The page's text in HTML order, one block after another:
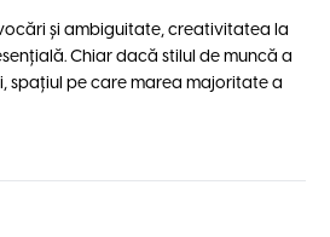
și ambiguitate, creativitatea la
Chiar dacă stilul de muncă a
spațiul pe care marea majoritate a